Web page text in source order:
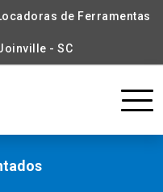
de Ferramentas
- SC